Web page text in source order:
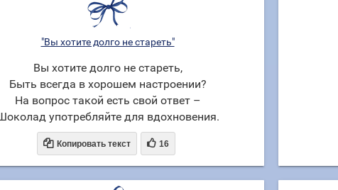
"Вы хотите долго не стареть"
Вы хотите долго не стареть,
Быть всегда в хорошем настроении?
На вопрос такой есть свой ответ –
употребляйте для вдохновения.
 Копировать текст  16